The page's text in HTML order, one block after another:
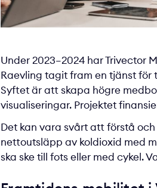
Under 2023–2024 har Trivector
Raevling tagit fram en tjänst
Syftet är att skapa högre
visualiseringar. Projektet
Det kan vara svårt att förstå
nettoutsläpp av koldioxid med
ska ske till fots eller med cykel.